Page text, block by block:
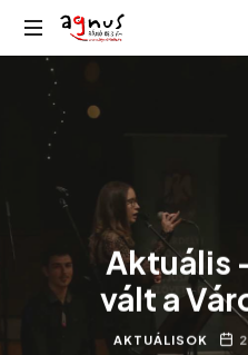
Agnus
rádiója
Aktuális
vált a
AKTUÁLISOK